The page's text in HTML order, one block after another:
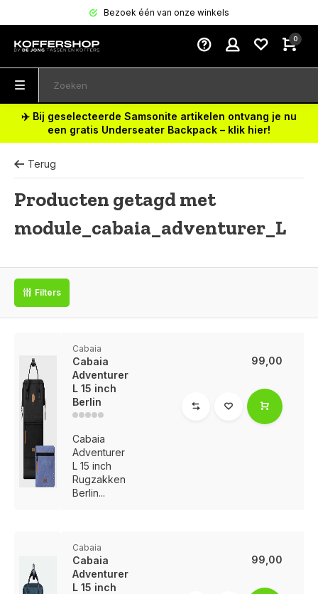
Bezoek één van onze winkels
0
✈️ Bij geselecteerde Samsonite artikelen ontvang je nu
een gratis Underseater Backpack – klik hier!
Terug
Producten getagd met
module_cabaia_adventurer_L
Filters
Cabaia
Cabaia
Adventurer
L 15 inch
Berlin
Cabaia
Adventurer
L 15 inch
Rugzakken
Berlin...
99,00
Cabaia
Cabaia
Adventurer
L 15 inch
99,00